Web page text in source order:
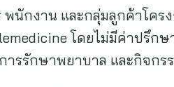
นักงาน และกลุ่มลูกค้าโคร
โดยไม่มีค่าปรึก
รรักษาพยาบาล และกิจกร